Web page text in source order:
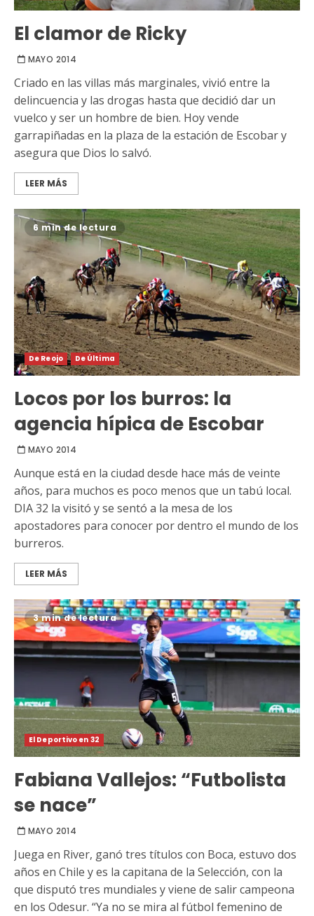
El clamor de Ricky
MAYO 2014
Criado en las villas más marginales, vivió entre la
delincuencia y las drogas hasta que decidió dar un
vuelco y ser un hombre de bien. Hoy vende
garrapiñadas en la plaza de la estación de Escobar y
asegura que Dios lo salvó.
LEER MÁS
6 min de lectura
De Reojo De Última
Locos por los burros: la
agencia hípica de Escobar
MAYO 2014
Aunque está en la ciudad desde hace más de veinte
años, para muchos es poco menos que un tabú local.
DIA 32 la visitó y se sentó a la mesa de los
apostadores para conocer por dentro el mundo de los
burreros.
LEER MÁS
3 min de lectura
El Deportivo en 32
Fabiana Vallejos: “Futbolista
se nace”
MAYO 2014
Juega en River, ganó tres títulos con Boca, estuvo dos
años en Chile y es la capitana de la Selección, con la
que disputó tres mundiales y viene de salir campeona
en los Odesur. “Ya no se mira al fútbol femenino de